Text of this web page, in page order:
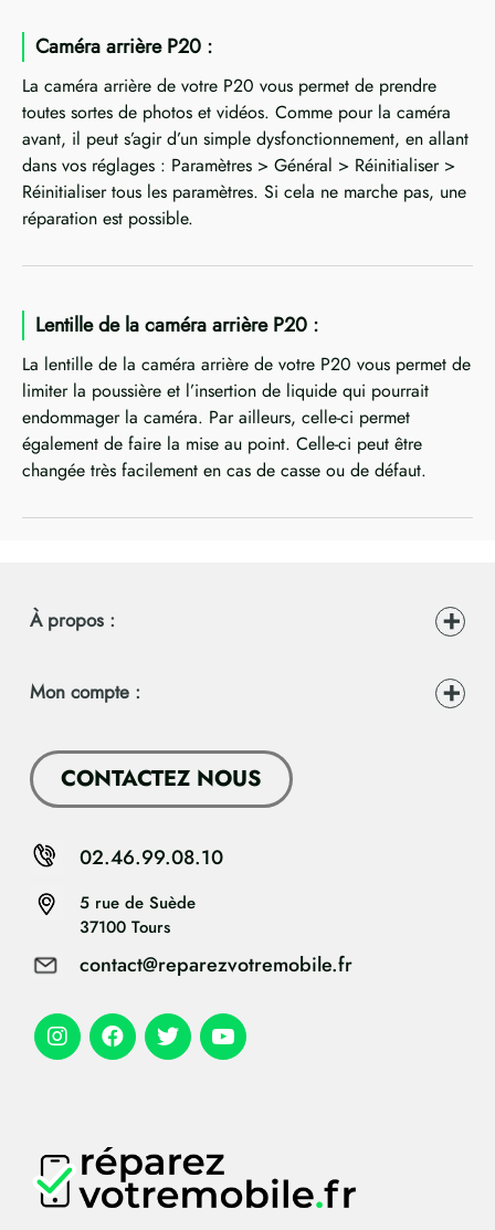
Caméra arrière P20 :
La caméra arrière de votre P20 vous permet de prendre
toutes sortes de photos et vidéos. Comme pour la caméra
avant, il peut s’agir d’un simple dysfonctionnement, en allant
dans vos réglages : Paramètres > Général > Réinitialiser >
Réinitialiser tous les paramètres. Si cela ne marche pas, une
réparation est possible.
Lentille de la caméra arrière P20 :
La lentille de la caméra arrière de votre P20 vous permet de
limiter la poussière et l’insertion de liquide qui pourrait
endommager la caméra. Par ailleurs, celle-ci permet
également de faire la mise au point. Celle-ci peut être
changée très facilement en cas de casse ou de défaut.
À propos :
Mon compte :
CONTACTEZ NOUS
5 rue de Suède
37100 Tours
contact@reparezvotremobile.fr
02.46.99.08.10